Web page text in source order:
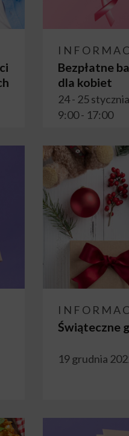
Bezpłatne
dla kobiet
24 - 25
9:00 - 17:00
Świąteczne
19 grudnia